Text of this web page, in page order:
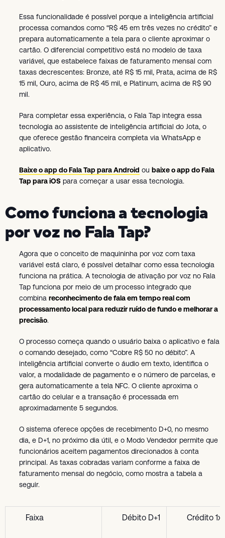
Essa funcionalidade é possível porque a inteligência artificial
processa comandos como “R$ 45 em três vezes no crédito” e
prepara automaticamente a tela para o cliente aproximar o
cartão. O diferencial competitivo está no modelo de taxa
variável, que estabelece faixas de faturamento mensal com
taxas decrescentes: Bronze, até R$ 15 mil, Prata, acima de R$
15 mil, Ouro, acima de R$ 45 mil, e Platinum, acima de R$ 90
mil.
Para completar essa experiência, o Fala Tap integra essa
tecnologia ao assistente de inteligência artificial do Jota, o
que oferece gestão financeira completa via WhatsApp e
aplicativo.
Baixe o app do Fala Tap para Android ou baixe o app do Fala
Tap para iOS para começar a usar essa tecnologia.
Como funciona a tecnologia
por voz no Fala Tap?
Agora que o conceito de maquininha por voz com taxa
variável está claro, é possível detalhar como essa tecnologia
funciona na prática. A tecnologia de ativação por voz no Fala
Tap funciona por meio de um processo integrado que
combina reconhecimento de fala em tempo real com
processamento local para reduzir ruído de fundo e melhorar a
precisão.
O processo começa quando o usuário baixa o aplicativo e fala
o comando desejado, como “Cobre R$ 50 no débito”. A
inteligência artificial converte o áudio em texto, identifica o
valor, a modalidade de pagamento e o número de parcelas, e
gera automaticamente a tela NFC. O cliente aproxima o
cartão do celular e a transação é processada em
aproximadamente 5 segundos.
O sistema oferece opções de recebimento D+0, no mesmo
dia, e D+1, no próximo dia útil, e o Modo Vendedor permite que
funcionários aceitem pagamentos direcionados à conta
principal. As taxas cobradas variam conforme a faixa de
faturamento mensal do negócio, como mostra a tabela a
seguir.
Faixa Débito D+1 Crédito 1x